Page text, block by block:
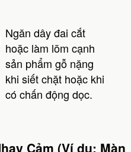
Ngăn dây đai cắt
hoặc làm lõm cạnh
sản phẩm gỗ nặng
khi siết chặt hoặc khi
có chấn động dọc.
Cảm (Ví dụ: Màn